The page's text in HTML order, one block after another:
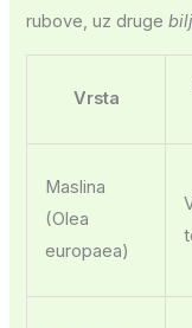
rubove, uz druge
Vrsta
Maslina
(Olea
europaea)